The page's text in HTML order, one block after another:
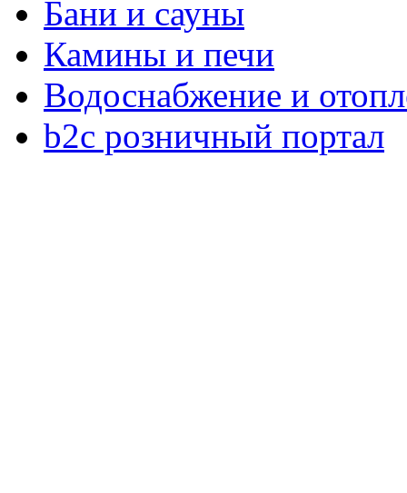
Бани и сауны
Камины и печи
Водоснабжение и
b2c розничный портал